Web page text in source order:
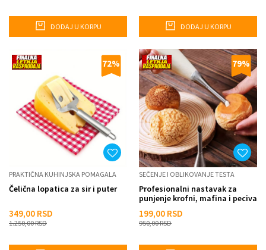
DODAJ U KORPU DODAJ U KORPU
72%
PRAKTIČNA KUHINJSKA POMAGALA
Čelična lopatica za sir i puter
349,00 RSD
1.250,00RSD
79%
SEČENJE I OBLIKOVANJE TESTA
Profesionalni nastavak za
punjenje krofni, mafina i peciva
199,00 RSD
950,00RSD